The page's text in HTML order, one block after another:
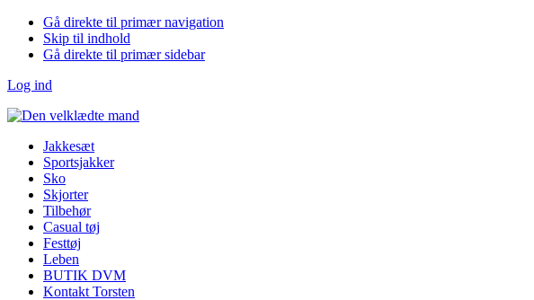
Gå direkte til primær navigation
Skip til indhold
Gå direkte til primær sidebar
Log ind
Jakkesæt
Sportsjakker
Sko
Skjorter
Tilbehør
Casual tøj
Festtøj
Leben
BUTIK DVM
Kontakt Torsten